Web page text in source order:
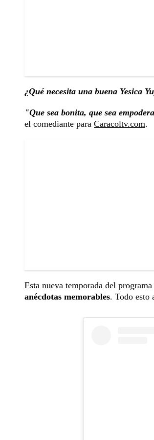
¿Qué necesita una buena Yesica
"Que sea bonita, que sea
el comediante para Caracoltv.com.
Esta nueva temporada del programa
anécdotas memorables. Todo esto